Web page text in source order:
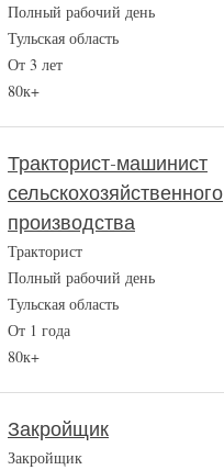
Полный рабочий день
Тульская область
От 3 лет
80к+
Тракторист-машинист
сельскохозяйственного
производства
Тракторист
Полный рабочий день
Тульская область
От 1 года
80к+
Закройщик
Закройщик